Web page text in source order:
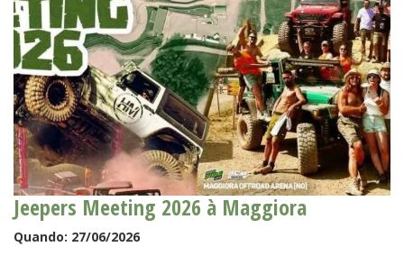
Jeepers Meeting 2026 à Maggiora
Quando: 27/06/2026